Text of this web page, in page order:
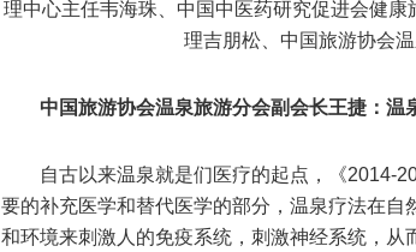
理中心主任韦海珠、中国中医药研究促进会健
理吉朋松、中国旅游协会
中国旅游协会温泉旅游分会副会长王捷： 温
自古以来温泉就是们医疗的起点，《2014-
要的补充医学和替代医学的部分，温泉疗法在
和环境来刺激人的免疫系统，刺激神经系统，